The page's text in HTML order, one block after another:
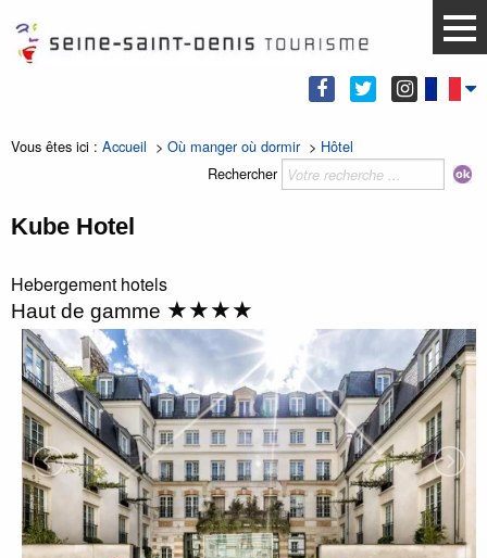
Vous êtes ici : Accueil > Où manger où dormir> Hôtel
Rechercher
Kube Hotel
Hebergement hotels
Haut de gamme ★★★★